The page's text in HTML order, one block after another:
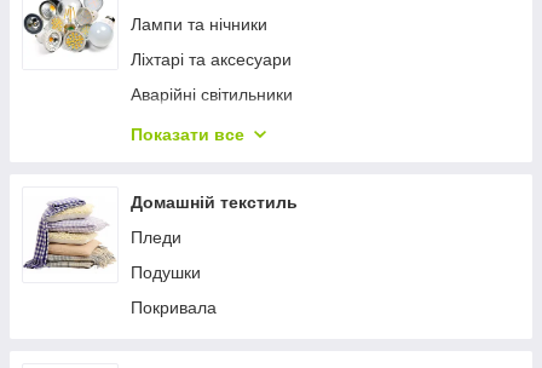
Лампи та нічники
Ліхтарі та аксесуари
Аварійні світильники
Лампочки
Показати все
Домашній текстиль
Пледи
Подушки
Покривала